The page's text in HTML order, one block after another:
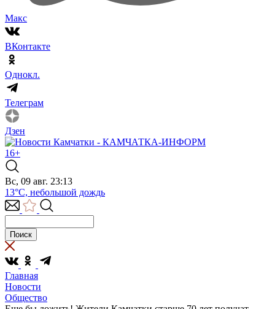
Макс
ВКонтакте
Однокл.
Телеграм
Дзен
16+
Вс, 09 авг. 23:13
13°C, небольшой дождь
Главная
Новости
Общество